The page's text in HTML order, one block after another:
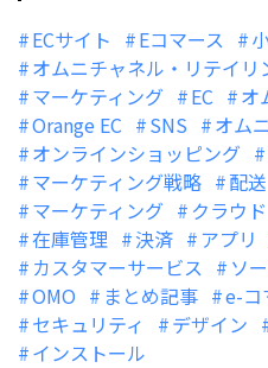
ECサイト Eコマース
オムニチャネル・リテイリ
マーケティング
EC オ
Orange EC
SNS オム
オンラインショッピング
マーケティング戦略
配送
マーケティング
クラウド
在庫管理
決済 アプリ
カスタマーサービス
ソ
OMO
まとめ記事 e-コ
セキュリティ
デザイン
インストール